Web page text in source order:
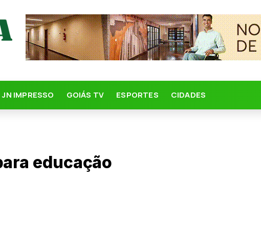
JN IMPRESSO GOIÁS TV ESPORTES CIDADES
educação